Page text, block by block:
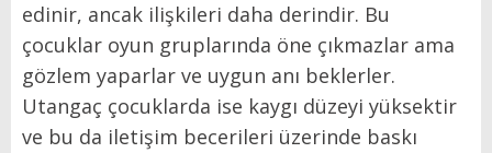
edinir, ancak ilişkileri daha derindir. Bu
çocuklar oyun gruplarında öne çıkmazlar ama
gözlem yaparlar ve uygun anı beklerler.
Utangaç çocuklarda ise kaygı düzeyi yüksektir
ve bu da iletişim becerileri üzerinde baskı